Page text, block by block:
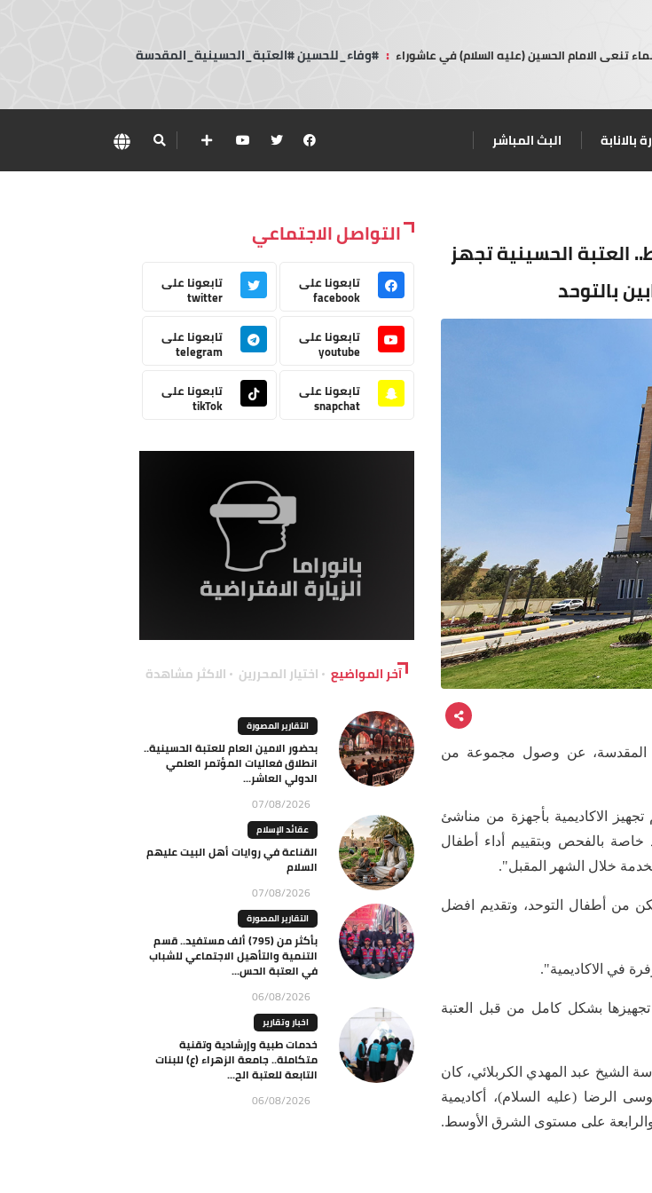
تنعى الامام الحسين (عليه السلام) في عاشوراء : #وفاء_للحسين #العتبة_الحسينية_المقدسة
بالانابة البث المباشر
العتبة الحسينية تجهز
بالتوحد
المقدسة، عن وصول مجموعة من
الاكاديمية بأجهزة من مناشئ
خاصة بالفحص وبتقييم أداء أطفال
خلال الشهر المقبل".
من أطفال التوحد، وتقديم افضل
في الاكاديمية".
تجهيزها بشكل كامل من قبل العتبة
الشيخ عبد المهدي الكربلائي، كان
علي بن موسى الرضا (عليه السلام)، أكاديمية
على مستوى الشرق الأوسط.
التواصل الاجتماعي
تابعونا على
facebook
تابعونا على
twitter
تابعونا على
youtube
تابعونا على
telegram
تابعونا على
snapchat
تابعونا على
tikTok
آخر المواضيع اختيار المحررين الاكثر مشاهدة
التقارير المصورة
بحضور الامين العام للعتبة الحسينية..
انطلاق فعاليات المؤتمر العلمي
الدولي العاشر...
07/08/2026
عقائد الإسلام
القناعة في روايات أهل البيت عليهم
السلام
07/08/2026
التقارير المصورة
بأكثر من (795) ألف مستفيد.. قسم
التنمية والتأهيل الاجتماعي للشباب
في العتبة الحس...
06/08/2026
اخبار وتقارير
خدمات طبية وإرشادية وتقنية
متكاملة.. جامعة الزهراء (ع) للبنات
التابعة للعتبة الح...
06/08/2026